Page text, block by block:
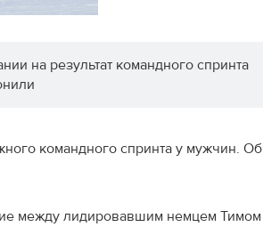
на результат командного спринта
командного спринта у мужчин. Об
между лидировавшим немцем Тимом